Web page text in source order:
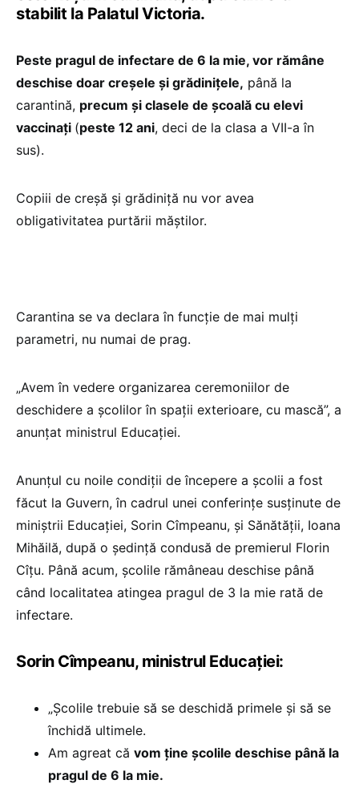
stabilit la Palatul Victoria.
Peste pragul de infectare de 6 la mie, vor rămâne
deschise doar creșele și grădinițele, până la
carantină, precum și clasele de școală cu elevi
vaccinați (peste 12 ani, deci de la clasa a VII-a în
sus).
Copiii de creșă și grădiniță nu vor avea
obligativitatea purtării măștilor.
Carantina se va declara în funcție de mai mulți
parametri, nu numai de prag.
„Avem în vedere organizarea ceremoniilor de
deschidere a școlilor în spații exterioare, cu mască”, a
anunțat ministrul Educației.
Anunțul cu noile condiții de începere a școlii a fost
făcut la Guvern, în cadrul unei conferințe susținute de
miniștrii Educației, Sorin Cîmpeanu, și Sănătății, Ioana
Mihăilă, după o ședință condusă de premierul Florin
Cîțu. Până acum, școlile rămâneau deschise până
când localitatea atingea pragul de 3 la mie rată de
infectare.
Sorin Cîmpeanu, ministrul Educației:
„Școlile trebuie să se deschidă primele și să se
închidă ultimele.
Am agreat că vom ține școlile deschise până la
pragul de 6 la mie.